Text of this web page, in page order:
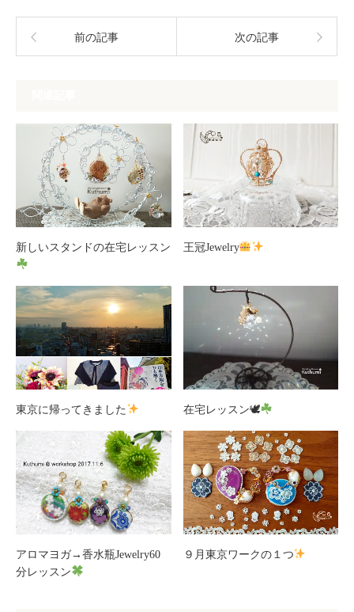
前の記事 次の記事
新しいスタンドの在宅レッスン 王冠Jewelry
東京に帰ってきました 在宅レッスン🕊
アロマヨガ→香水瓶Jewelry60
分レッスン
９月東京ワークの１つ